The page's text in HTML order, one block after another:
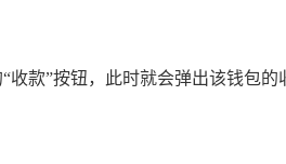
款”按钮，此时就会弹出该钱包